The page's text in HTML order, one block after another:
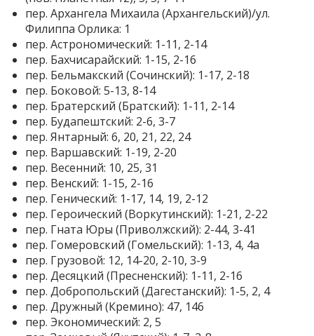
пер. Архангела Михаила (Архангельский)/ул.
Филиппа Орлика: 1
пер. Астрономический: 1-11, 2-14
пер. Бахчисарайский: 1-15, 2-16
пер. Бельмакский (Сочинский): 1-17, 2-18
пер. Боковой: 5-13, 8-14
пер. Братерский (Братский): 1-11, 2-14
пер. Будапештский: 2-6, 3-7
пер. Янтарный: 6, 20, 21, 22, 24
пер. Варшавский: 1-19, 2-20
пер. Весенний: 10, 25, 31
пер. Венский: 1-15, 2-16
пер. Генический: 1-17, 14, 19, 2-12
пер. Героический (Воркутинский): 1-21, 2-22
пер. Гната Юры (Приволжский): 2-44, 3-41
пер. Гомеровский (Гомельский): 1-13, 4, 4а
пер. Грузовой: 12, 14-20, 2-10, 3-9
пер. Десяцкий (Пресненский): 1-11, 2-16
пер. Добропольский (Дагестанский): 1-5, 2, 4
пер. Дружный (Кремино): 47, 146
пер. Экономический: 2, 5